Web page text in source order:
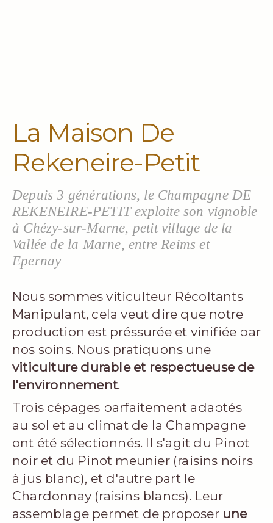
La Maison De
Rekeneire-Petit
Depuis 3 générations, le Champagne DE
REKENEIRE-PETIT exploite son vignoble
à Chézy-sur-Marne, petit village de la
Vallée de la Marne, entre Reims et
Epernay
Nous sommes viticulteur Récoltants
Manipulant, cela veut dire que notre
production est préssurée et vinifiée par
nos soins. Nous pratiquons une
viticulture durable et respectueuse de
l'environnement.
Trois cépages parfaitement adaptés
au sol et au climat de la Champagne
ont été sélectionnés. Il s'agit du Pinot
noir et du Pinot meunier (raisins noirs
à jus blanc), et d'autre part le
Chardonnay (raisins blancs). Leur
assemblage permet de proposer une